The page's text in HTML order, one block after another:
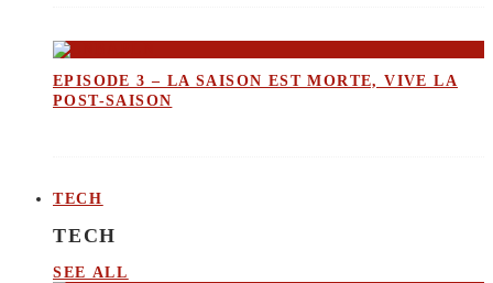
EPISODE 3 – LA SAISON EST MORTE, VIVE LA
POST-SAISON
TECH
TECH
SEE ALL